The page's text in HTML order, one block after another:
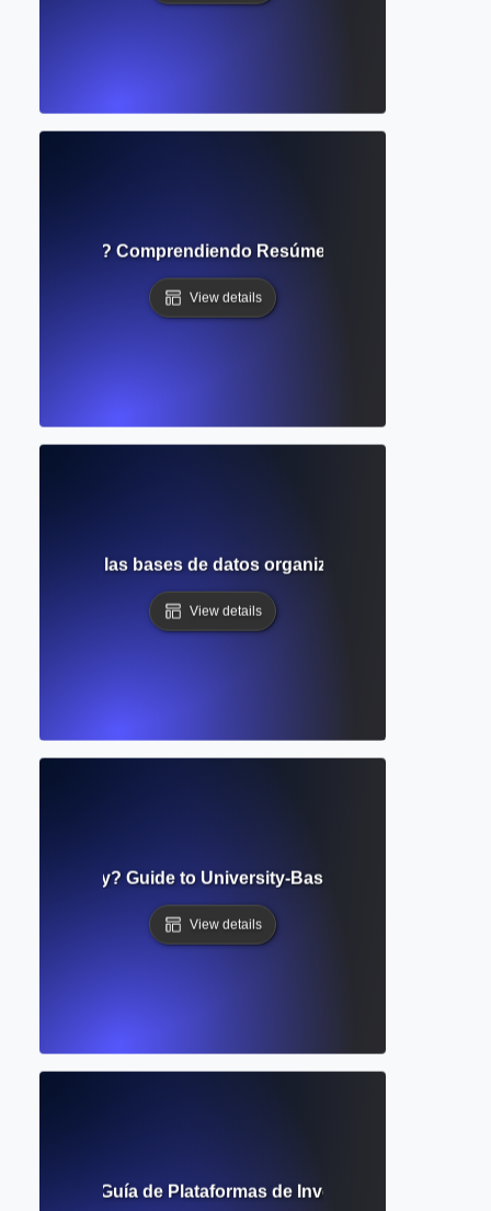
Abstracta? Comprendiendo Resúmenes de
View details
cómo las bases de datos organizan y recuperan
View details
Repository? Guide to University-Based Research
View details
Abierto? Guía de Plataformas de Investigación